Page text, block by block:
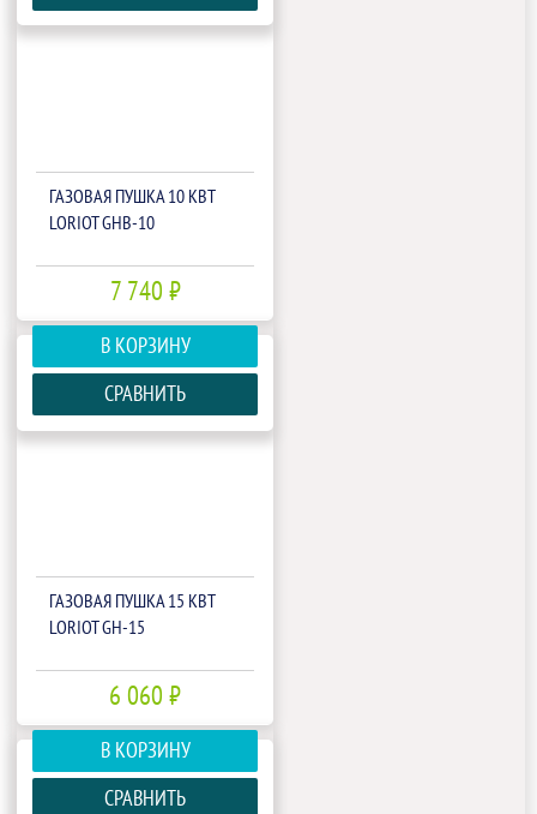
ГАЗОВАЯ ПУШКА 10 КВТ
LORIOT GHB-10
7 740 ₽
В КОРЗИНУ
СРАВНИТЬ
ГАЗОВАЯ ПУШКА 15 КВТ
LORIOT GH-15
6 060 ₽
В КОРЗИНУ
СРАВНИТЬ